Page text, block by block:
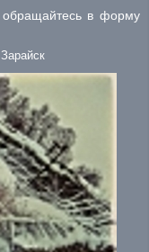
в форму